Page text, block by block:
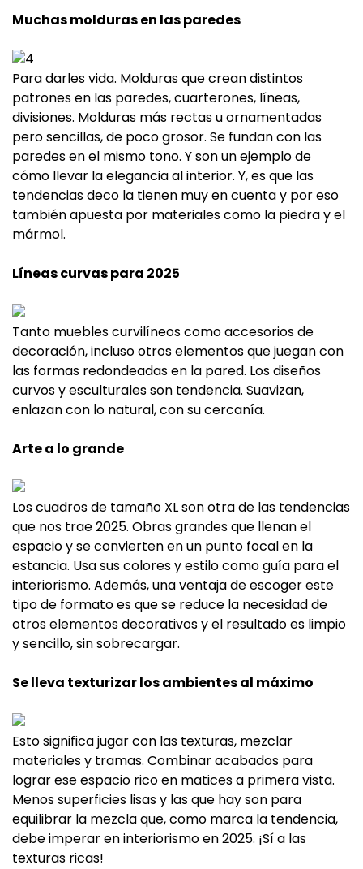
Muchas molduras en las paredes
Para darles vida. Molduras que crean distintos
patrones en las paredes, cuarterones, líneas,
divisiones. Molduras más rectas u ornamentadas
pero sencillas, de poco grosor. Se fundan con las
paredes en el mismo tono. Y son un ejemplo de
cómo llevar la elegancia al interior. Y, es que las
tendencias deco la tienen muy en cuenta y por eso
también apuesta por materiales como la piedra y el
mármol.
Líneas curvas para 2025
Tanto muebles curvilíneos como accesorios de
decoración, incluso otros elementos que juegan con
las formas redondeadas en la pared. Los diseños
curvos y esculturales son tendencia. Suavizan,
enlazan con lo natural, con su cercanía.
Arte a lo grande
Los cuadros de tamaño XL son otra de las tendencias
que nos trae 2025. Obras grandes que llenan el
espacio y se convierten en un punto focal en la
estancia. Usa sus colores y estilo como guía para el
interiorismo. Además, una ventaja de escoger este
tipo de formato es que se reduce la necesidad de
otros elementos decorativos y el resultado es limpio
y sencillo, sin sobrecargar.
Se lleva texturizar los ambientes al máximo
Esto significa jugar con las texturas, mezclar
materiales y tramas. Combinar acabados para
lograr ese espacio rico en matices a primera vista.
Menos superficies lisas y las que hay son para
equilibrar la mezcla que, como marca la tendencia,
debe imperar en interiorismo en 2025. ¡Sí a las
texturas ricas!